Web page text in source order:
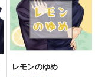
レモンのゆめ